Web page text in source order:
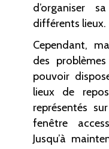
d’organiser
différents lieux.
Cependant,
des
pouvoir
lieux de
représentés
fenêtre
Jusqu’à